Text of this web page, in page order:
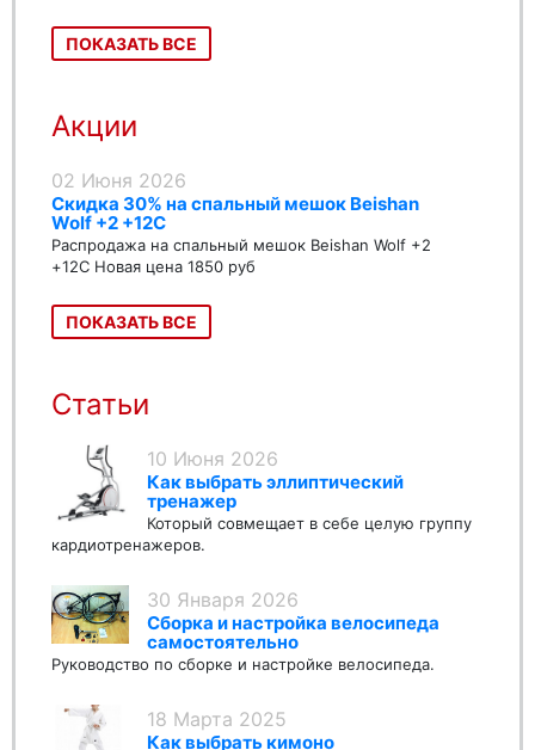
ПОКАЗАТЬ ВСЕ
Акции
02 Июня 2026
Скидка 30% на спальный мешок Beishan
Wolf +2 +12C
Распродажа на спальный мешок Beishan Wolf +2
+12C Новая цена 1850 руб
ПОКАЗАТЬ ВСЕ
Статьи
10 Июня 2026
Как выбрать эллиптический
тренажер
Который совмещает в себе целую группу
кардиотренажеров.
30 Января 2026
Сборка и настройка велосипеда
самостоятельно
Руководство по сборке и настройке велосипеда.
18 Марта 2025
Как выбрать кимоно